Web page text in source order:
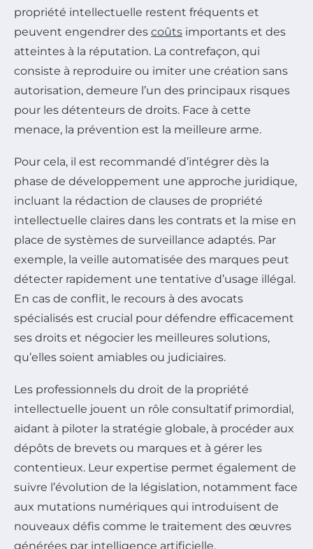
propriété intellectuelle restent fréquents et
peuvent engendrer des coûts importants et des
atteintes à la réputation. La contrefaçon, qui
consiste à reproduire ou imiter une création sans
autorisation, demeure l’un des principaux risques
pour les détenteurs de droits. Face à cette
menace, la prévention est la meilleure arme.
Pour cela, il est recommandé d’intégrer dès la
phase de développement une approche juridique,
incluant la rédaction de clauses de propriété
intellectuelle claires dans les contrats et la mise en
place de systèmes de surveillance adaptés. Par
exemple, la veille automatisée des marques peut
détecter rapidement une tentative d’usage illégal.
En cas de conflit, le recours à des avocats
spécialisés est crucial pour défendre efficacement
ses droits et négocier les meilleures solutions,
qu’elles soient amiables ou judiciaires.
Les professionnels du droit de la propriété
intellectuelle jouent un rôle consultatif primordial,
aidant à piloter la stratégie globale, à procéder aux
dépôts de brevets ou marques et à gérer les
contentieux. Leur expertise permet également de
suivre l’évolution de la législation, notamment face
aux mutations numériques qui introduisent de
nouveaux défis comme le traitement des œuvres
générées par intelligence artificielle.